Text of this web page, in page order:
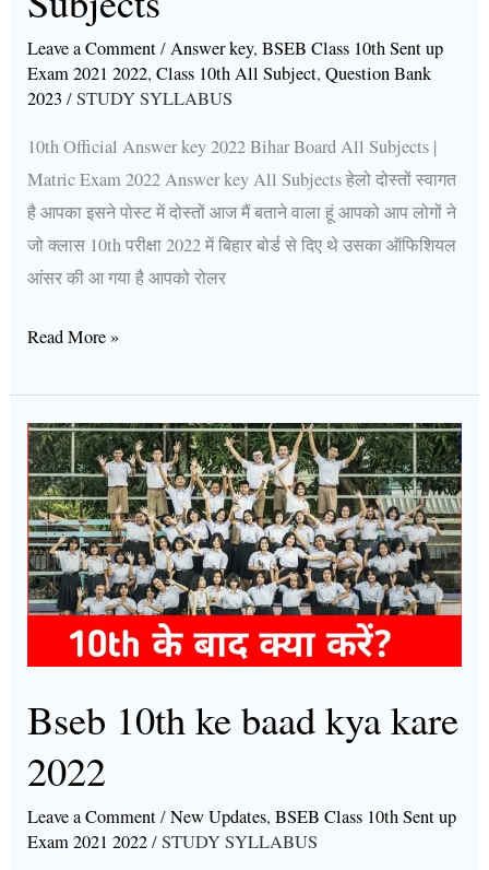
Leave a Comment/Answer key,BSEB Class 10th Sent up
Exam 2021 2022,Class 10th All Subject,Question Bank
2023 /STUDY SYLLABUS
10th Official Answer key 2022 Bihar Board All Subjects |
Matric Exam 2022 Answer key All Subjects हेलो दोस्तों स्वागत
है आपका इसने पोस्ट में दोस्तों आज मैं बताने वाला हूं आपको आप लोगों ने
जो क्लास 10th परीक्षा 2022 में बिहार बोर्ड से दिए थे उसका ऑफिशियल
आंसर की आ गया है आपको रोलर
All
Subjects
Read More »
Bseb 10th ke baad kya kare
2022
Leave a Comment/New Updates,BSEB Class 10th Sent up
Exam 2021 2022/STUDY SYLLABUS
Bseb
10th
ke
baad
kya
kare